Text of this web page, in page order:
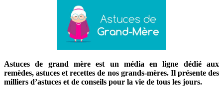
Astuces de grand mère est un média en ligne dédié aux
remèdes, astuces et recettes de nos grands-mères. Il présente des
milliers d’astuces et de conseils pour la vie de tous les jours.